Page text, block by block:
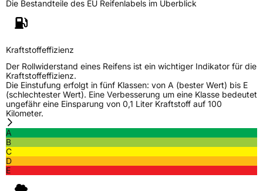
Die Bestandteile des EU Reifenlabels im Überblick
Kraftstoffeffizienz
Der Rollwiderstand eines Reifens ist ein wichtiger Indikator für die
Kraftstoffeffizienz.
Die Einstufung erfolgt in fünf Klassen: von A (bester Wert) bis E
(schlechtester Wert). Eine Verbesserung um eine Klasse bedeutet
ungefähr eine Einsparung von 0,1 Liter Kraftstoff auf 100
Kilometer.
A
B
C
D
E